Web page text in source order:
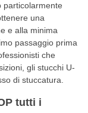
particolarmente
una
e alla minima
passaggio prima
che
gli stucchi U-
di stuccatura.
tutti i